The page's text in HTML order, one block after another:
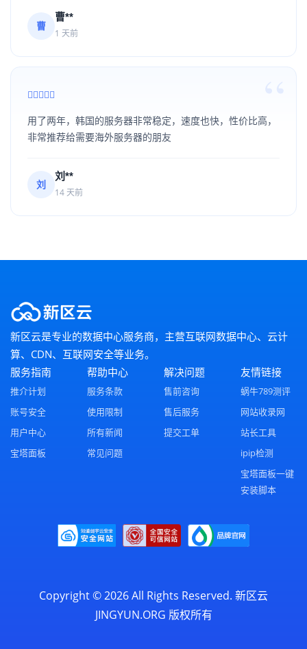
曹
曹**
1 天前
用了两年，韩国的服务器非常稳定，速度也快，性价比高，
非常推荐给需要海外服务器的朋友
刘
刘**
14 天前
新区云是专业的数据中心服务商，主营互联网数据中心、云计
算、CDN、互联网安全等业务。
服务指南
推介计划
账号安全
用户中心
宝塔面板
帮助中心
服务条款
使用限制
所有新闻
常见问题
解决问题
售前咨询
售后服务
提交工单
友情链接
蜗牛789测评
网站收录网
站长工具
ipip检测
宝塔面板一键
安装脚本
Copyright © 2026 All Rights Reserved. 新区云
JINGYUN.ORG 版权所有